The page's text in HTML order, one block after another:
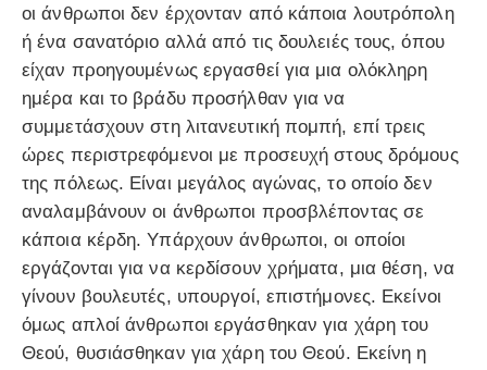
οι άνθρωποι δεν έρχονταν από κάποια λουτρόπολη
ή ένα σανατόριο αλλά από τις δουλειές τους, όπου
είχαν προηγουμένως εργασθεί για μια ολόκληρη
ημέρα και το βράδυ προσήλθαν για να
συμμετάσχουν στη λιτανευτική πομπή, επί τρεις
ώρες περιστρεφόμενοι με προσευχή στους δρόμους
της πόλεως. Είναι μεγάλος αγώνας, το οποίο δεν
αναλαμβάνουν οι άνθρωποι προσβλέποντας σε
κάποια κέρδη. Υπάρχουν άνθρωποι, οι οποίοι
εργάζονται για να κερδίσουν χρήματα, μια θέση, να
γίνουν βουλευτές, υπουργοί, επιστήμονες. Εκείνοι
όμως απλοί άνθρωποι εργάσθηκαν για χάρη του
Θεού, θυσιάσθηκαν για χάρη του Θεού. Εκείνη η